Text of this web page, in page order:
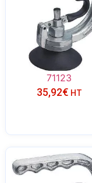
71123
35,92€ HT